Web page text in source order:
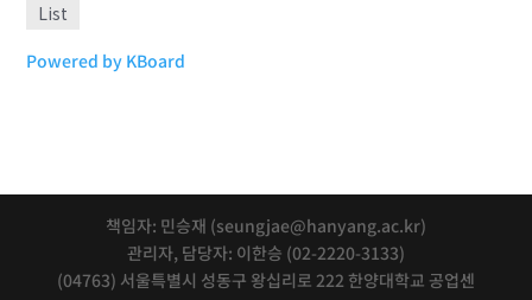
List
Powered by KBoard
책임자: 민승재 (seungjae@hanyang.ac.kr)
관리자, 담당자: 이한승 (02-2220-3133)
(04763) 서울특별시 성동구 왕십리로 222 한양대학교 공업센